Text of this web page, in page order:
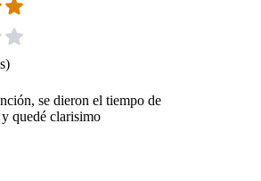
)
se dieron el tiempo de
quedé clarisimo